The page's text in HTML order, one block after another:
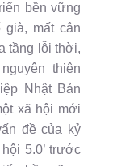
bền vững
mất cân
tầng lỗi thời,
thiên
Nhật Bản
xã hội mới
đề của kỷ
5.0’ trước